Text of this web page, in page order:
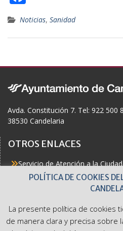
ac
e
b
o
k
Noticias, Sanidad
Avda. Constitución 7. Tel: 922 500
38530 Candelaria
OTROS ENLACES
Servicio de Atención a la
Actualidad
Buzón del Ciudadano
Accesibilidad
POLÍTICA DE COOKIES
La presente política de cookies
de manera clara y precisa sobre